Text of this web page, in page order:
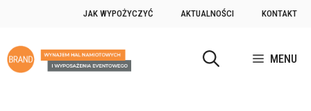
JAK WYPOŻYCZYĆ AKTUALNOŚCI KONTAKT
MENU